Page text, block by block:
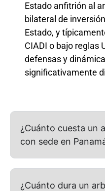
Estado anfitrión al
bilateral de
Estado, y
CIADI o bajo reglas
defensas y
significativamente
¿Cuánto cuesta un
con sede en
¿Cuánto dura un